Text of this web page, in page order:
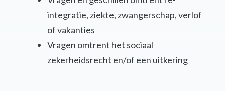
integratie, ziekte, zwangerschap, verlof
of vakanties
Vragen omtrent het sociaal
zekerheidsrecht en/of een uitkering